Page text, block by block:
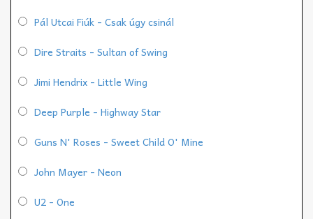
Pál Utcai Fiúk - Csak úgy csinál
Dire Straits - Sultan of Swing
Jimi Hendrix - Little Wing
Deep Purple - Highway Star
Guns N' Roses - Sweet Child O' Mine
John Mayer - Neon
U2 - One